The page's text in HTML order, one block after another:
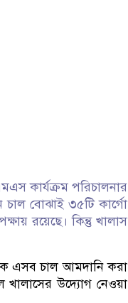
কার্যক্রম পরিচালনার
বোঝাই ৩৫টি কার্গো
রয়েছে। কিন্তু খালাস
এসব চাল আমদানি করা
উদ্যোগ নেওয়া